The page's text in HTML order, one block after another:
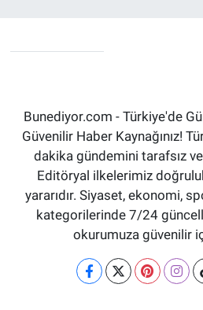
Bunediyor.com - Türkiye'de
Güvenilir Haber Kaynağınız!
dakika gündemini tarafsız
Editöryal ilkelerimiz
yararıdır. Siyaset, ekonomi,
kategorilerinde 7/24
okurumuza güvenilir